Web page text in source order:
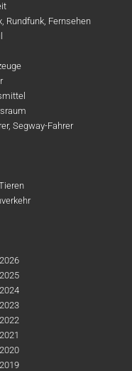
Rundfunk, Fernsehen
Segway-Fahrer